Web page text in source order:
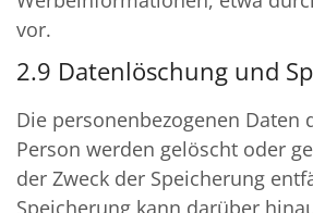
vor.
2.9 Datenlöschung und
Die personenbezogenen Daten
Person werden gelöscht oder
der Zweck der Speicherung